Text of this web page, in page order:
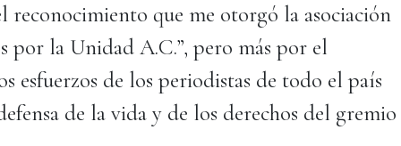
reconocimiento que me otorgó la asociación
por la Unidad A.C.”, pero más por el
esfuerzos de los periodistas de todo el país
de la vida y de los derechos del gremio